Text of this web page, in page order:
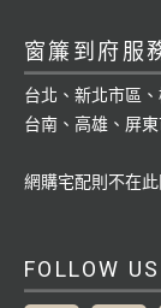
窗簾到府服
台北、新北市區
台南、高雄、屏
網購宅配則不在
FOLLOW US